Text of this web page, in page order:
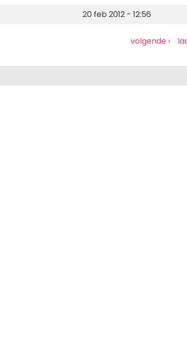
20 feb 2012 - 12:56
Volgende
volgende ›